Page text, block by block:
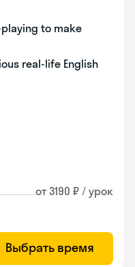
to make
real-life English
от 3190 ₽ / урок
Выбрать время